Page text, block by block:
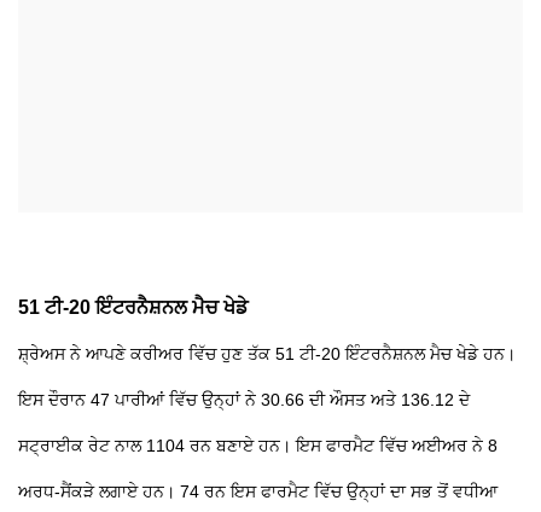
51 ਟੀ-20 ਇੰਟਰਨੈਸ਼ਨਲ ਮੈਚ ਖੇਡੇ
ਸ਼੍ਰੇਅਸ ਨੇ ਆਪਣੇ ਕਰੀਅਰ ਵਿੱਚ ਹੁਣ ਤੱਕ 51 ਟੀ-20 ਇੰਟਰਨੈਸ਼ਨਲ ਮੈਚ ਖੇਡੇ ਹਨ।
ਇਸ ਦੌਰਾਨ 47 ਪਾਰੀਆਂ ਵਿੱਚ ਉਨ੍ਹਾਂ ਨੇ 30.66 ਦੀ ਔਸਤ ਅਤੇ 136.12 ਦੇ
ਸਟ੍ਰਾਈਕ ਰੇਟ ਨਾਲ 1104 ਰਨ ਬਣਾਏ ਹਨ। ਇਸ ਫਾਰਮੈਟ ਵਿੱਚ ਅਈਅਰ ਨੇ 8
ਅਰਧ-ਸੈਂਕੜੇ ਲਗਾਏ ਹਨ। 74 ਰਨ ਇਸ ਫਾਰਮੈਟ ਵਿੱਚ ਉਨ੍ਹਾਂ ਦਾ ਸਭ ਤੋਂ ਵਧੀਆ